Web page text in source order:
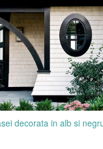
decorata in alb si